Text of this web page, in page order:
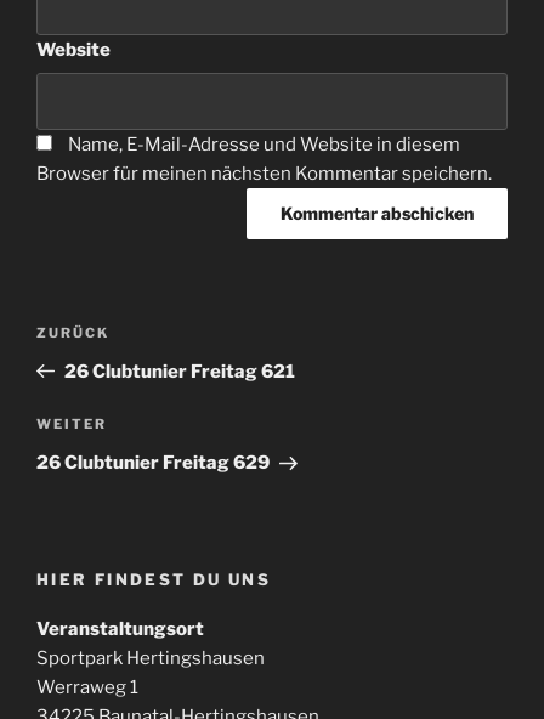
Website
Name, E-Mail-Adresse und Website in diesem
Browser für meinen nächsten Kommentar speichern.
Beitragsnavigation
Vorheriger
Beitrag
ZURÜCK
26 Clubtunier Freitag 621
Nächster
Beitrag
WEITER
26 Clubtunier Freitag 629
HIER FINDEST DU UNS
Veranstaltungsort
Sportpark Hertingshausen
Werraweg 1